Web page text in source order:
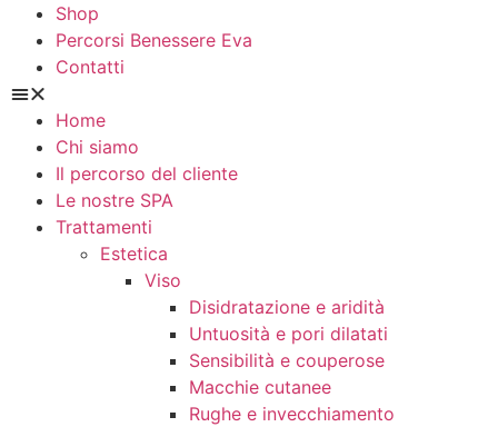
Shop
Percorsi Benessere Eva
Contatti
Home
Chi siamo
Il percorso del cliente
Le nostre SPA
Trattamenti
Estetica
Viso
Disidratazione e aridità
Untuosità e pori dilatati
Sensibilità e couperose
Macchie cutanee
Rughe e invecchiamento